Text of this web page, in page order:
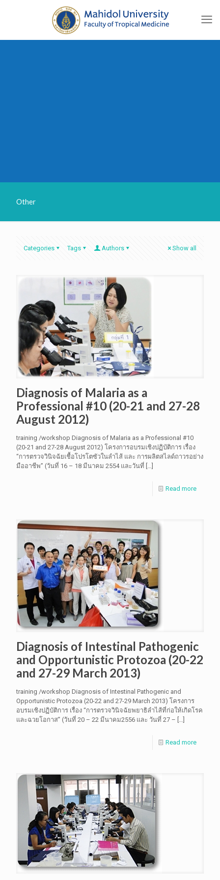
Other
Categories Tags Authors Show all
Diagnosis of Malaria as a
Professional #10 (20-21 and 27-28
August 2012)
training /workshop Diagnosis of Malaria as a Professional #10
(20-21 and 27-28 August 2012) โครงการอบรมเชิงปฏิบัติการ เรื่อง
“การตรวจวินิจฉัยเชื้อโปรโตซัวในลำไส้ และ การผลิตสไลด์ถาวรอย่าง
มืออาชีพ” (วันที่ 16 – 18 มีนาคม 2554 และวันที่ […]
Read more
Diagnosis of Intestinal Pathogenic
and Opportunistic Protozoa (20-22
and 27-29 March 2013)
training /workshop Diagnosis of Intestinal Pathogenic and
Opportunistic Protozoa (20-22 and 27-29 March 2013) โครงการ
อบรมเชิงปฏิบัติการ เรื่อง “การตรวจวินิจฉัยพยาธิลำไส้ที่ก่อให้เกิดโรค
และฉวยโอกาส” (วันที่ 20 – 22 มีนาคม2556 และ วันที่ 27 – […]
Read more